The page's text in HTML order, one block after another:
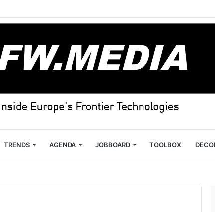
TRENDS AGENDA JOBBOARD TOOLBOX